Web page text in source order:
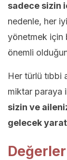
sadece sizin
nedenle, her
yönetmek için
önemli
Her türlü tıbbi
miktar paraya
sizin ve
gelecek
Değerler